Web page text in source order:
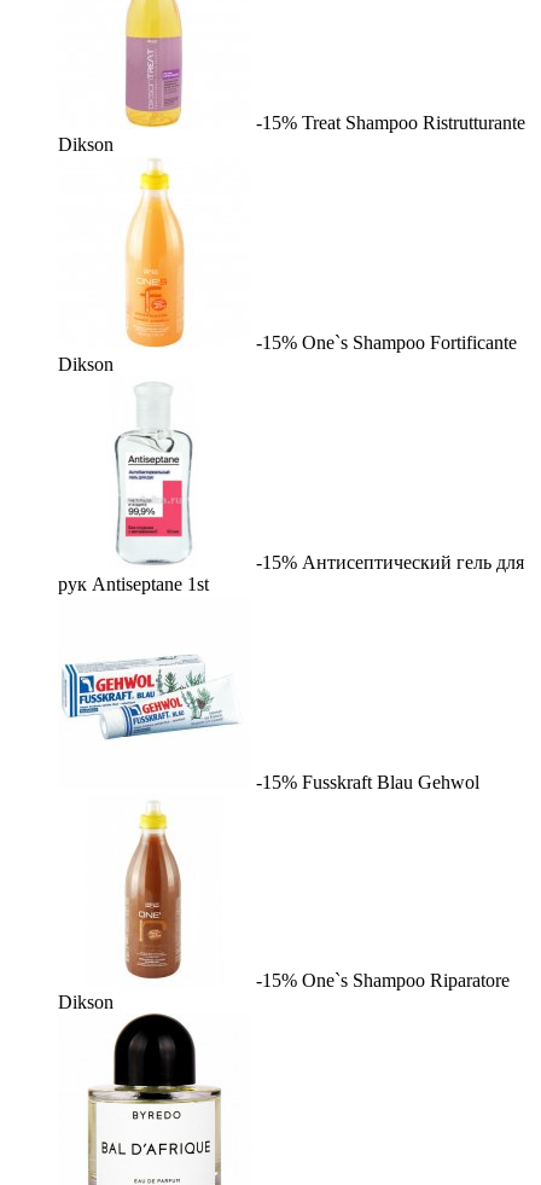
-15% Treat Shampoo Ristrutturante
Dikson
-15% One`s Shampoo Fortificante
Dikson
-15% Антисептический гель для
рук Antiseptane 1st
-15% Fusskraft Blau Gehwol
-15% One`s Shampoo Riparatore
Dikson